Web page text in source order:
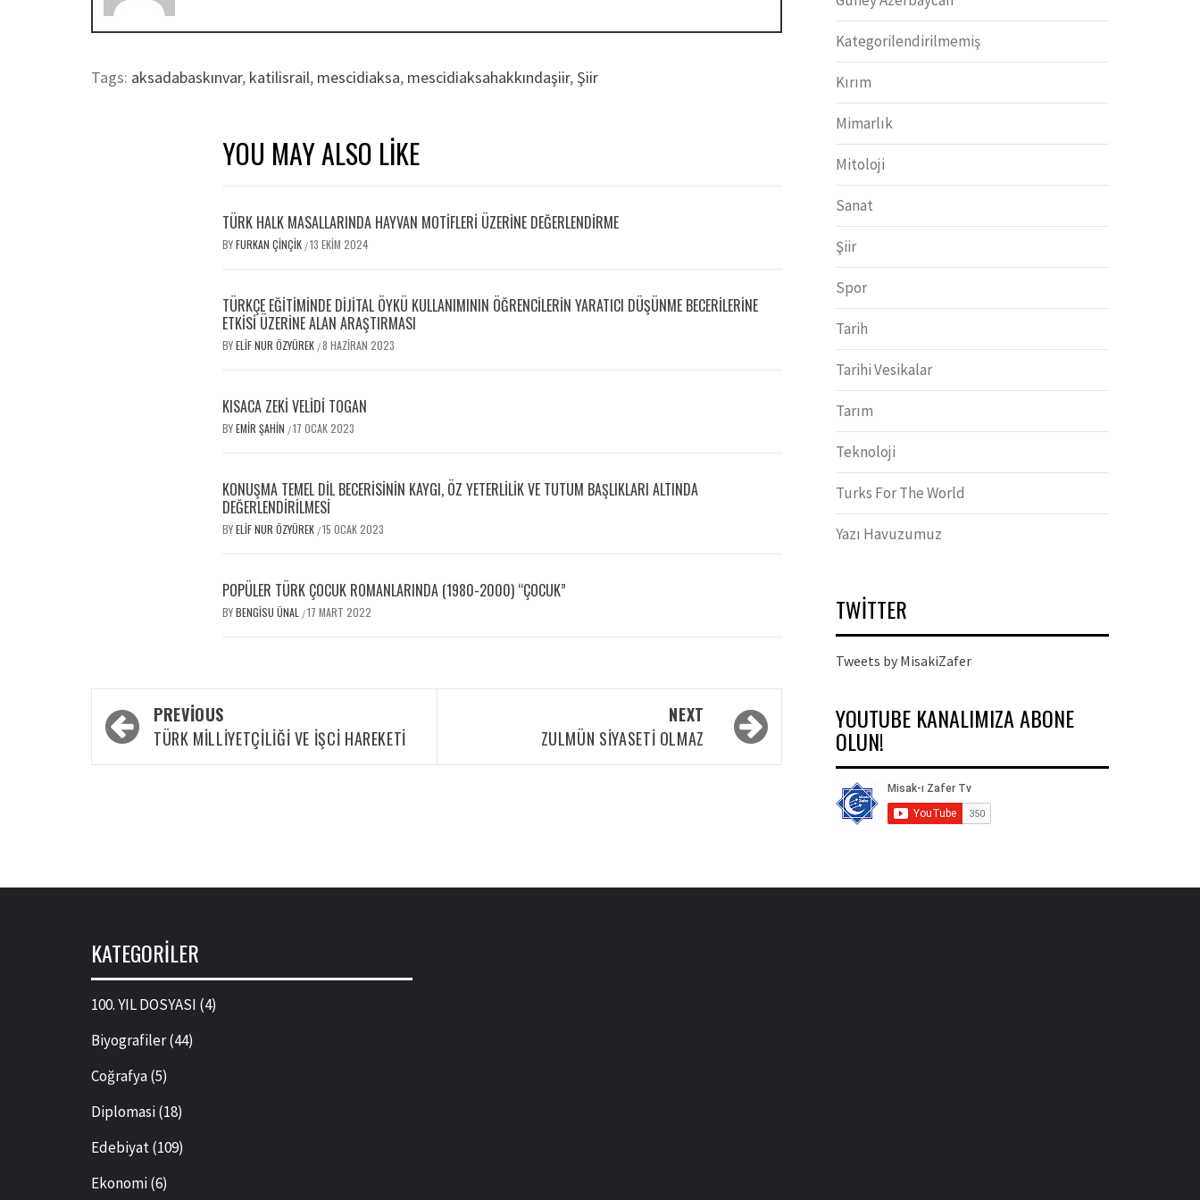
Tags: aksadabaskınvar, katilisrail, mescidiaksa, mescidiaksahakkındaşiir, Şiir
YOU MAY ALSO LIKE
TÜRK HALK MASALLARINDA HAYVAN MOTİFLERİ ÜZERİNE DEĞERLENDİRME
BYFURKAN ÇINÇIK /13 EKIM 2024
TÜRKÇE EĞITIMINDE DIJITAL ÖYKÜ KULLANIMININ ÖĞRENCILERIN YARATICI DÜŞÜNME BECERILERINE
ETKISI ÜZERINE ALAN ARAŞTIRMASI
BYELIF NUR ÖZYÜREK /8 HAZIRAN 2023
KISACA ZEKİ VELİDİ TOGAN
BYEMIR ŞAHIN /17 OCAK 2023
KONUŞMA TEMEL DIL BECERISININ KAYGI, ÖZ YETERLILIK VE TUTUM BAŞLIKLARI ALTINDA
DEĞERLENDIRILMESI
BYELIF NUR ÖZYÜREK /15 OCAK 2023
POPÜLER TÜRK ÇOCUK ROMANLARINDA (1980-2000) “ÇOCUK”
BYBENGISU ÜNAL /17 MART 2022
PREVIOUS
TÜRK MILLIYETÇILIĞI VE İŞCI HAREKETI
NEXT
ZULMÜN SIYASETI OLMAZ
Kategorilendirilmemiş
Kırım
Mimarlık
Mitoloji
Sanat
Şiir
Spor
Tarih
Tarihi Vesikalar
Tarım
Teknoloji
Turks For The World
Yazı Havuzumuz
TWITTER
Tweets by MisakiZafer
YOUTUBE KANALIMIZA ABONE
OLUN!
KATEGORILER
100. YIL DOSYASI (4)
Biyografiler(44)
Coğrafya(5)
Diplomasi(18)
Edebiyat(109)
Ekonomi(6)